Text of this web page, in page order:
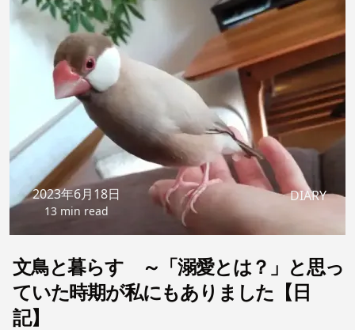
2023年6月18日
13 min read
DIARY
文鳥と暮らす ～「溺愛とは？」と思っ
ていた時期が私にもありました【日
記】